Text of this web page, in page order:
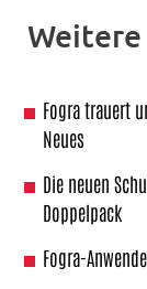
Weitere
Fogra trauert
Neues
Die neuen
Doppelpack
Fogra-